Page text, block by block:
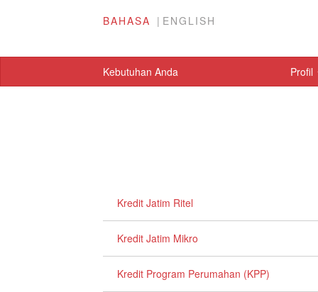
BAHASA ENGLISH
Kebutuhan Anda Profil
Kredit Jatim Ritel
Kredit Jatim Mikro
Kredit Program Perumahan (KPP)